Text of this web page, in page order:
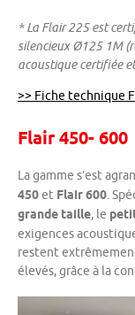
* La Flair 225 est
silencieux Ø125 1M
acoustique certifiée
>> Fiche technique
Flair 450- 600
La gamme s’est
450et Flair 600.
grande taille, le
exigences
restent
élevés, grâce à la